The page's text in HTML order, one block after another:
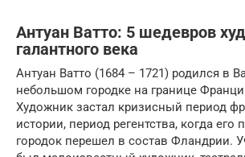
Антуан Ватто: 5 шедевров
галантного века
Антуан Ватто (1684 – 1721) родился в
небольшом городке на границе
Художник застал кризисный период
истории, период регентства, когда его
городок перешел в состав Фландрии.